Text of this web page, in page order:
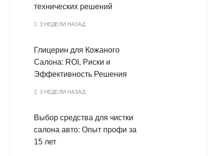
технических решений
3 НЕДЕЛИ НАЗАД
Глицерин для Кожаного
Салона: ROI, Риски и
Эффективность Решения
3 НЕДЕЛИ НАЗАД
Выбор средства для чистки
салона авто: Опыт профи за
15 лет